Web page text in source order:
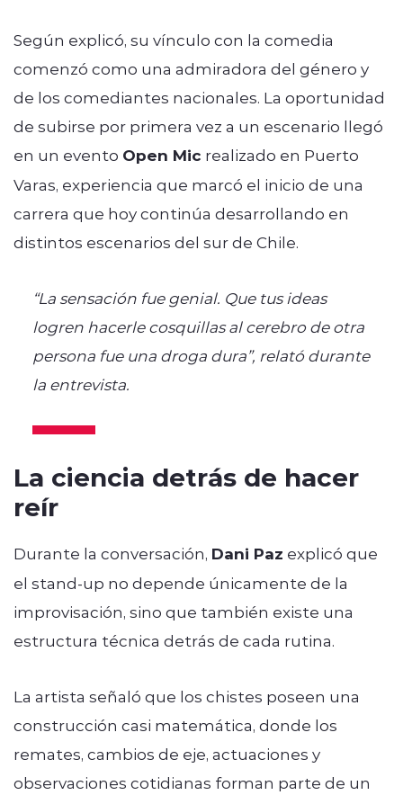
Según explicó, su vínculo con la comedia
comenzó como una admiradora del género y
de los comediantes nacionales. La oportunidad
de subirse por primera vez a un escenario llegó
en un evento Open Mic realizado en Puerto
Varas, experiencia que marcó el inicio de una
carrera que hoy continúa desarrollando en
distintos escenarios del sur de Chile.
“La sensación fue genial. Que tus ideas
logren hacerle cosquillas al cerebro de otra
persona fue una droga dura”, relató durante
la entrevista.
La ciencia detrás de hacer
reír
Durante la conversación, Dani Paz explicó que
el stand-up no depende únicamente de la
improvisación, sino que también existe una
estructura técnica detrás de cada rutina.
La artista señaló que los chistes poseen una
construcción casi matemática, donde los
remates, cambios de eje, actuaciones y
observaciones cotidianas forman parte de un